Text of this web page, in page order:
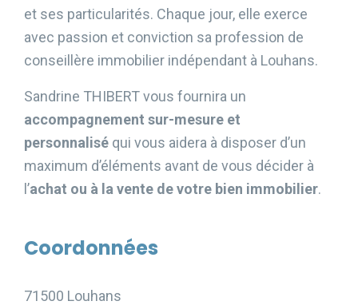
et ses particularités. Chaque jour, elle exerce
avec passion et conviction sa profession de
conseillère immobilier indépendant à Louhans.
Sandrine THIBERT vous fournira un
accompagnement sur-mesure et
personnalisé qui vous aidera à disposer d’un
maximum d’éléments avant de vous décider à
l’achat ou à la vente de votre bien immobilier.
Coordonnées
71500 Louhans